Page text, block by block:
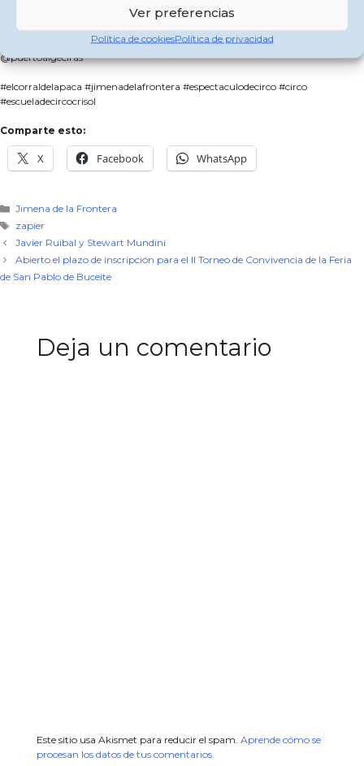
Ver preferencias
Política de cookiesPolítica de privacidad
Gracias a la colaboración del @ayuntamientojimenadelafrontera y
@puertoalgeciras
#elcorraldelapaca #jimenadelafrontera #espectaculodecirco #circo
#escueladecircocrisol
Comparte esto:
X Facebook WhatsApp
Categorías
Jimena de la Frontera
Etiquetas
zapier
Javier Ruibal y Stewart Mundini
Abierto el plazo de inscripción para el II Torneo de Convivencia de la Feria
de San Pablo de Buceite
Deja un comentario
Este sitio usa Akismet para reducir el spam. Aprende cómo se
procesan los datos de tus comentarios.